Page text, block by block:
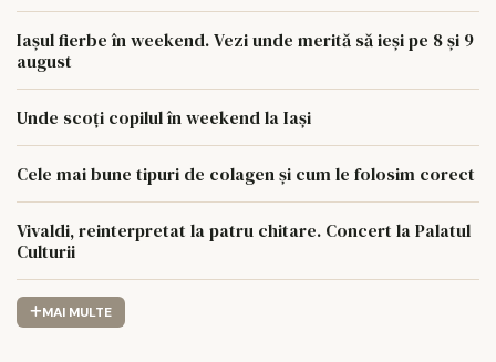
Iașul fierbe în weekend. Vezi unde merită să ieși pe 8 și 9
august
Unde scoți copilul în weekend la Iași
Cele mai bune tipuri de colagen și cum le folosim corect
Vivaldi, reinterpretat la patru chitare. Concert la Palatul
Culturii
MAI MULTE